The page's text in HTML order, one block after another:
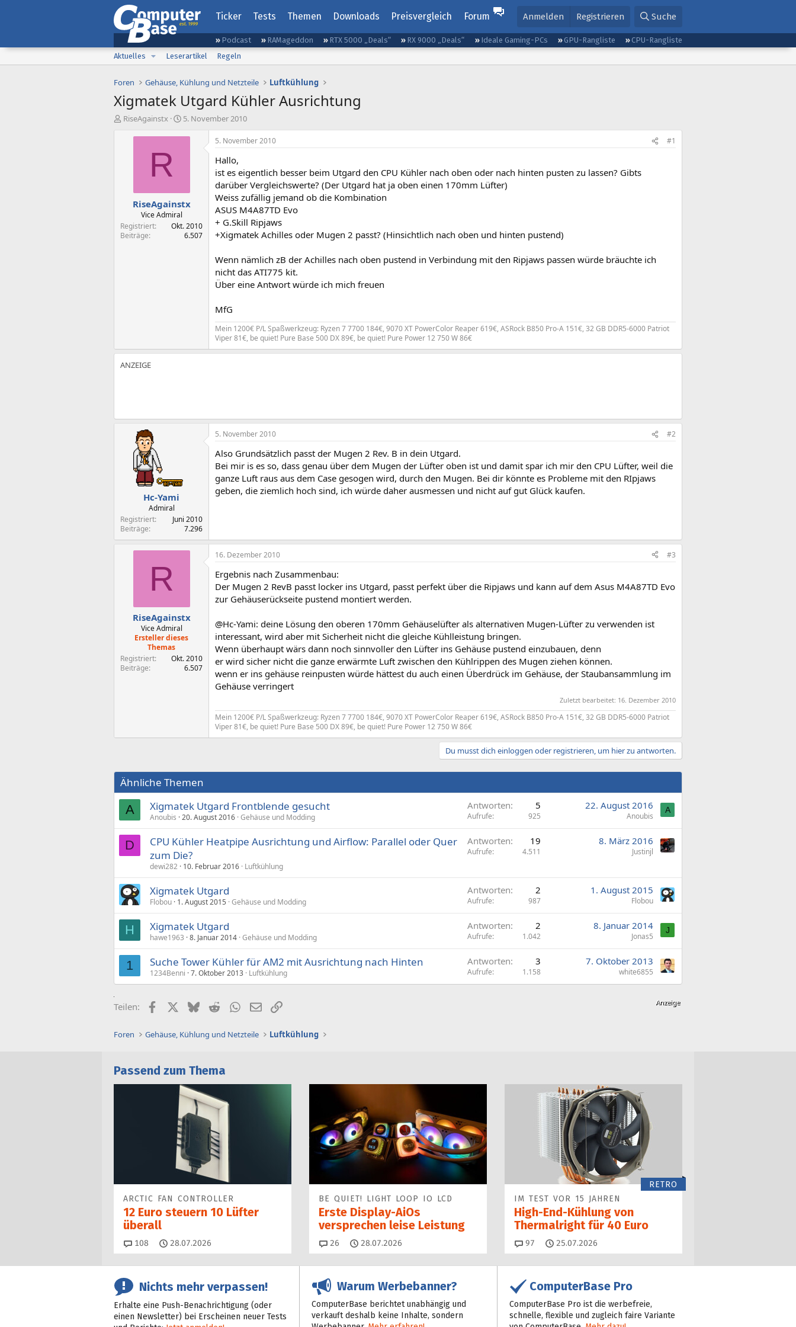
Ticker Tests Themen Downloads Preisvergleich Forum Anmelden Registrieren Suche
Podcast RAMageddon RTX 5000 „Deals“ RX 9000 „Deals“ Ideale Gaming-PCs GPU-Rangliste
CPU-Rangliste
Aktuelles
Leserartikel Regeln
Foren Gehäuse, Kühlung und Netzteile Luftkühlung
Xigmatek Utgard Kühler Ausrichtung
E
RiseAgainstx
E
s
t
a
5. November 2010
R
RiseAgainstx
Vice Admiral
Registriert
Okt. 2010
Beiträge
6.507
5. November 2010 #1
Hallo,
ist es eigentlich besser beim Utgard den CPU Kühler nach oben oder nach hinten pusten zu lassen? Gibts
darüber Vergleichswerte? (Der Utgard hat ja oben einen 170mm Lüfter)
Weiss zufällig jemand ob die Kombination
ASUS M4A87TD Evo
+ G.Skill Ripjaws
+Xigmatek Achilles oder Mugen 2 passt? (Hinsichtlich nach oben und hinten pustend)
Wenn nämlich zB der Achilles nach oben pustend in Verbindung mit den Ripjaws passen würde bräuchte ich
nicht das ATI775 kit.
Über eine Antwort würde ich mich freuen
MfG
Mein 1200€ P/L Spaßwerkzeug: Ryzen 7 7700 184€, 9070 XT PowerColor Reaper 619€, ASRock B850 Pro-A 151€, 32 GB DDR5-6000 Patriot
Viper 81€, be quiet! Pure Base 500 DX 89€, be quiet! Pure Power 12 750 W 86€
Hc-Yami
Admiral
Registriert
Juni 2010
Beiträge
7.296
5. November 2010 #2
Also Grundsätzlich passt der Mugen 2 Rev. B in dein Utgard.
Bei mir is es so, dass genau über dem Mugen der Lüfter oben ist und damit spar ich mir den CPU Lüfter, weil die
ganze Luft raus aus dem Case gesogen wird, durch den Mugen. Bei dir könnte es Probleme mit den RIpjaws
geben, die ziemlich hoch sind, ich würde daher ausmessen und nicht auf gut Glück kaufen.
R
RiseAgainstx
Vice Admiral
Ersteller dieses
Themas
Registriert
Okt. 2010
Beiträge
6.507
16. Dezember 2010 #3
Ergebnis nach Zusammenbau:
Der Mugen 2 RevB passt locker ins Utgard, passt perfekt über die Ripjaws und kann auf dem Asus M4A87TD Evo
zur Gehäuserückseite pustend montiert werden.
@Hc-Yami: deine Lösung den oberen 170mm Gehäuselüfter als alternativen Mugen-Lüfter zu verwenden ist
interessant, wird aber mit Sicherheit nicht die gleiche Kühlleistung bringen.
Wenn überhaupt wärs dann noch sinnvoller den Lüfter ins Gehäuse pustend einzubauen, denn
er wird sicher nicht die ganze erwärmte Luft zwischen den Kühlrippen des Mugen ziehen können.
wenn er ins gehäuse reinpusten würde hättest du auch einen Überdrück im Gehäuse, der Staubansammlung im
Gehäuse verringert
Zuletzt bearbeitet: 16. Dezember 2010
Mein 1200€ P/L Spaßwerkzeug: Ryzen 7 7700 184€, 9070 XT PowerColor Reaper 619€, ASRock B850 Pro-A 151€, 32 GB DDR5-6000 Patriot
Viper 81€, be quiet! Pure Base 500 DX 89€, be quiet! Pure Power 12 750 W 86€
Du musst dich einloggen oder registrieren, um hier zu antworten.
Ähnliche Themen
A Xigmatek Utgard Frontblende gesucht
Anoubis 20. August 2016 Gehäuse und Modding
Antworten 5
Aufrufe 925
22. August 2016
Anoubis
A
D
CPU Kühler Heatpipe Ausrichtung und Airflow: Parallel oder Quer
zum Die?
dewi282 10. Februar 2016 Luftkühlung
Antworten 19
Aufrufe 4.511
8. März 2016
Justinjl
Xigmatek Utgard
Flobou 1. August 2015 Gehäuse und Modding
Antworten 2
Aufrufe 987
1. August 2015
Flobou
H Xigmatek Utgard
hawe1963 8. Januar 2014 Gehäuse und Modding
Antworten 2
Aufrufe 1.042
8. Januar 2014
Jonas5
J
1 Suche Tower Kühler für AM2 mit Ausrichtung nach Hinten
1234Benni 7. Oktober 2013 Luftkühlung
Antworten 3
Aufrufe 1.158
7. Oktober 2013
white6855
Teilen: FacebookX (Twitter)
BlueskyRedditWhatsApp
E-MailLink
Foren Gehäuse, Kühlung und Netzteile Luftkühlung
Passend zum Thema
ARCTIC FAN CONTROLLER
12 Euro steuern 10 Lüfter
überall
108 Kommentare
28.07.2026
BE QUIET! LIGHT LOOP IO LCD
Erste Display-AiOs
versprechen leise Leistung
26 Kommentare
28.07.2026
RETRO
IM TEST VOR 15 JAHREN
High-End-Kühlung von
Thermalright für 40 Euro
97 Kommentare
25.07.2026
Nichts mehr verpassen!
Erhalte eine Push-Benachrichtigung (oder
einen Newsletter) bei Erscheinen neuer Tests
Warum Werbebanner?
ComputerBase berichtet unabhängig und
verkauft deshalb keine Inhalte, sondern
ComputerBase Pro
ComputerBase Pro ist die werbefreie,
schnelle, flexible und zugleich faire Variante